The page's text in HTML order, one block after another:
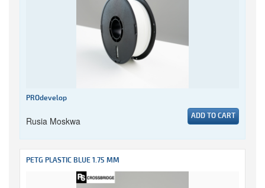
PROdevelop
Rusia Moskwa ADD TO CART
PETG PLASTIC BLUE 1.75 MM